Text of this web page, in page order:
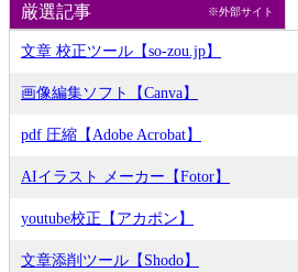
厳選記事 ※外部サイト
文章 校正ツール【so-zou.jp】
画像編集ソフト【Canva】
pdf 圧縮【Adobe Acrobat】
AIイラスト メーカー【Fotor】
youtube校正【アカポン】
文章添削ツール【Shodo】